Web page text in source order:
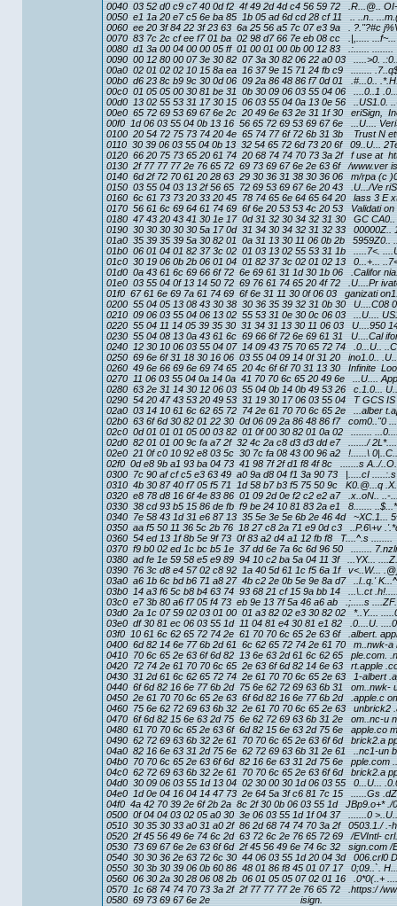
0040 03 52 d0 c9 c7 40 0d f2 4f 49 2d 4d c4 56 59 72 .R...@..
0050 e1 1a 20 e7 c5 6e ba 85 1b 05 ad 6d cd 28 cf 11 .. ..n..
0060 ee 20 3f 84 22 3f 23 63 6a 25 56 a5 7c 07 e3 9a . ?."?#c
0070 83 7c 2c cf ee f7 01 ba 02 98 d7 66 7e eb 08 cc .|,..... ...f~...
0080 d1 3a 00 04 00 00 05 ff 01 00 01 00 0b 00 12 83 .:...... ........
0090 00 12 80 00 07 3e 30 82 07 3a 30 82 06 22 a0 03 .....>0.
00a0 02 01 02 02 10 15 8a ea 16 37 9e 15 71 24 fb c9 ........
00b0 d6 23 8c b9 9c 30 0d 06 09 2a 86 48 86 f7 0d 01 .#...0..
00c0 01 05 05 00 30 81 be 31 0b 30 09 06 03 55 04 06 ....0..1
00d0 13 02 55 53 31 17 30 15 06 03 55 04 0a 13 0e 56 ..US1.0.
00e0 65 72 69 53 69 67 6e 2c 20 49 6e 63 2e 31 1f 30 eriSign,
00f0 1d 06 03 55 04 0b 13 16 56 65 72 69 53 69 67 6e ...U....
0100 20 54 72 75 73 74 20 4e 65 74 77 6f 72 6b 31 3b Trust N
0110 30 39 06 03 55 04 0b 13 32 54 65 72 6d 73 20 6f 09..U...
0120 66 20 75 73 65 20 61 74 20 68 74 74 70 73 3a 2f f use at
0130 2f 77 77 77 2e 76 65 72 69 73 69 67 6e 2e 63 6f /www.ver
0140 6d 2f 72 70 61 20 28 63 29 30 36 31 38 30 36 06 m/rpa (c
0150 03 55 04 03 13 2f 56 65 72 69 53 69 67 6e 20 43 .U.../Ve
0160 6c 61 73 73 20 33 20 45 78 74 65 6e 64 65 64 20 lass 3 E
0170 56 61 6c 69 64 61 74 69 6f 6e 20 53 53 4c 20 53 Validati on
0180 47 43 20 43 41 30 1e 17 0d 31 32 30 34 32 31 30 GC CA0..
0190 30 30 30 30 30 5a 17 0d 31 34 30 34 32 31 32 33 00000Z..
01a0 35 39 35 39 5a 30 82 01 0a 31 13 30 11 06 0b 2b 5959Z0..
01b0 06 01 04 01 82 37 3c 02 01 03 13 02 55 53 31 1b .....7<.
01c0 30 19 06 0b 2b 06 01 04 01 82 37 3c 02 01 02 13 0...+...
01d0 0a 43 61 6c 69 66 6f 72 6e 69 61 31 1d 30 1b 06 .Califor
01e0 03 55 04 0f 13 14 50 72 69 76 61 74 65 20 4f 72 .U....Pr
01f0 67 61 6e 69 7a 61 74 69 6f 6e 31 11 30 0f 06 03 ganizati
0200 55 04 05 13 08 43 30 38 30 36 35 39 32 31 0b 30 U....C08
0210 09 06 03 55 04 06 13 02 55 53 31 0e 30 0c 06 03 ...U....
0220 55 04 11 14 05 39 35 30 31 34 31 13 30 11 06 03 U....950
0230 55 04 08 13 0a 43 61 6c 69 66 6f 72 6e 69 61 31 U....Cal
0240 12 30 10 06 03 55 04 07 14 09 43 75 70 65 72 74 .0...U..
0250 69 6e 6f 31 18 30 16 06 03 55 04 09 14 0f 31 20 ino1.0..
0260 49 6e 66 69 6e 69 74 65 20 4c 6f 6f 70 31 13 30 Infinite
0270 11 06 03 55 04 0a 14 0a 41 70 70 6c 65 20 49 6e ...U....
0280 63 2e 31 14 30 12 06 03 55 04 0b 14 0b 49 53 26 c.1.0...
0290 54 20 47 43 53 20 49 53 31 19 30 17 06 03 55 04 T GCS IS
02a0 03 14 10 61 6c 62 65 72 74 2e 61 70 70 6c 65 2e ...alber
02b0 63 6f 6d 30 82 01 22 30 0d 06 09 2a 86 48 86 f7 com0.."0
02c0 0d 01 01 01 05 00 03 82 01 0f 00 30 82 01 0a 02 ........
02d0 82 01 01 00 9c fa a7 2f 32 4c 2a c8 d3 d3 dd e7 ......./
02e0 21 0f c0 10 92 e8 03 5c 30 7c fa 08 43 00 96 a2 !......\
02f0 0d e8 9b a1 93 ba 04 73 41 98 7f 2f d1 f8 4f 8c .......s A../..O.
0300 7c 90 af cf c5 e3 63 49 a0 9a d8 04 f1 3a 90 73 |.....cI .....:.s
0310 4b 30 87 40 f7 05 f5 71 1d 58 b7 b3 f5 75 50 9c K0.@...q
0320 e8 78 d8 16 6f 4e 83 86 01 09 2d 0e f2 c2 e2 a7 .x..oN.. ..-
0330 38 cd 93 b5 15 86 de fb f9 be 24 10 81 83 2a e1 8.......
0340 7e 58 43 1d 31 e6 87 13 35 5e 3e 5e 6b 2e 46 4d ~XC.1...
0350 aa f5 50 11 36 5c 2b 76 18 27 c8 2a 71 e9 0d c3 ..P.6\+v
0360 54 ed 13 1f 8b 5e 9f 73 0f 83 a2 d4 a1 12 fb f8 T....^.s ........
0370 f9 b0 02 ed 1c bc b5 1e 37 dd 6e 7a 6c 6d 96 50 ........
0380 ad fe 1e 59 58 e5 e9 89 94 10 c2 ba 5a 04 11 3f ...YX...
0390 76 3c d8 e4 57 02 c8 92 1a 40 5d 61 1c f5 6a 1f v<..W...
03a0 a6 1b 6c bd b6 71 a8 27 4b c2 2e 0b 5e 9e 8a d7 ..l..q.'
03b0 14 a3 f6 5c b8 b4 63 74 93 68 21 cf 15 9a bb 14 ...\..ct
03c0 e7 3b 80 a6 f7 05 f4 73 eb 9e 13 7f 5a 46 a6 ab .;.....s
03d0 2a 1c 07 59 02 03 01 00 01 a3 82 02 e3 30 82 02 *..Y....
03e0 df 30 81 ec 06 03 55 1d 11 04 81 e4 30 81 e1 82 .0....U.
03f0 10 61 6c 62 65 72 74 2e 61 70 70 6c 65 2e 63 6f .albert.
0400 6d 82 14 6e 77 6b 2d 61 6c 62 65 72 74 2e 61 70 m..nwk-a
0410 70 6c 65 2e 63 6f 6d 82 13 6e 63 2d 61 6c 62 65 ple.com.
0420 72 74 2e 61 70 70 6c 65 2e 63 6f 6d 82 14 6e 63 rt.apple
0430 31 2d 61 6c 62 65 72 74 2e 61 70 70 6c 65 2e 63 1-albert
0440 6f 6d 82 16 6e 77 6b 2d 75 6e 62 72 69 63 6b 31 om..nwk-
0450 2e 61 70 70 6c 65 2e 63 6f 6d 82 16 6e 77 6b 2d .apple.c
0460 75 6e 62 72 69 63 6b 32 2e 61 70 70 6c 65 2e 63 unbrick2
0470 6f 6d 82 15 6e 63 2d 75 6e 62 72 69 63 6b 31 2e om..nc-u
0480 61 70 70 6c 65 2e 63 6f 6d 82 15 6e 63 2d 75 6e apple.co
0490 62 72 69 63 6b 32 2e 61 70 70 6c 65 2e 63 6f 6d brick2.a
04a0 82 16 6e 63 31 2d 75 6e 62 72 69 63 6b 31 2e 61 ..nc1-un
04b0 70 70 6c 65 2e 63 6f 6d 82 16 6e 63 31 2d 75 6e pple.com
04c0 62 72 69 63 6b 32 2e 61 70 70 6c 65 2e 63 6f 6d brick2.a
04d0 30 09 06 03 55 1d 13 04 02 30 00 30 1d 06 03 55 0...U...
04e0 1d 0e 04 16 04 14 47 73 2e 64 5a 3f c6 81 7c 15 ......Gs
04f0 4a 42 70 39 2e 6f 2b 2a 8c 2f 30 0b 06 03 55 1d JBp9.o+* ./
0500 0f 04 04 03 02 05 a0 30 3e 06 03 55 1d 1f 04 37 .......0
0510 30 35 30 33 a0 31 a0 2f 86 2d 68 74 74 70 3a 2f 0503.1./ .-
0520 2f 45 56 49 6e 74 6c 2d 63 72 6c 2e 76 65 72 69 /EVIntl-
0530 73 69 67 6e 2e 63 6f 6d 2f 45 56 49 6e 74 6c 32 sign.com /
0540 30 30 36 2e 63 72 6c 30 44 06 03 55 1d 20 04 3d 006.crl0
0550 30 3b 30 39 06 0b 60 86 48 01 86 f8 45 01 07 17 0;09..`.
0560 06 30 2a 30 28 06 08 2b 06 01 05 05 07 02 01 16 .0*0(..+
0570 1c 68 74 74 70 73 3a 2f 2f 77 77 77 2e 76 65 72 .https:/ /
0580 69 73 69 67 6e 2e isign.